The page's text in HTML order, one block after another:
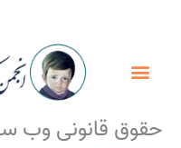
Menu
حقوق قانونی وب